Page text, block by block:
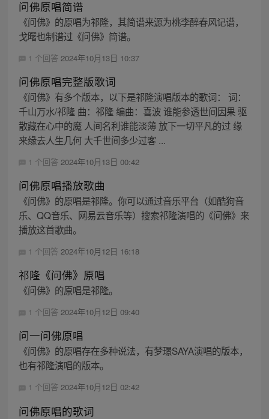
问佛原唱简谱
《问佛》的原唱为祁隆，其简谱来源为桃李醉春风记谱，
戈曙也制谱过《问佛》简谱。
1 个回答 2024年10月13日 10:37
问佛原唱完整版歌词
《问佛》有多个版本，以下是祁隆演唱版本的歌词： 词：
千山万水/祁隆 曲：祁隆 编曲：喜波 谁能参透世间因果 驱
散藏在心中的魔 人间名利谁能淡薄 放下一切平凡的过 缘
来缘去人生几何 大千世间多少过客 ...
1 个回答 2024年10月13日 00:42
问佛原唱播放歌曲
《问佛》的原唱是祁隆。你可以通过音乐平台（如酷狗音
乐、QQ音乐、网易云音乐等）搜索祁隆演唱的《问佛》来
播放这首歌曲。
1 个回答 2024年10月12日 16:18
祁隆《问佛》原唱
《问佛》的原唱是祁隆。
1 个回答 2024年10月12日 09:40
问一问佛原唱
《问佛》的原唱存在多种说法，有梦璟SAYA演唱的版本，
也有祁隆演唱的版本。
1 个回答 2024年10月12日 02:42
问佛原唱的歌词